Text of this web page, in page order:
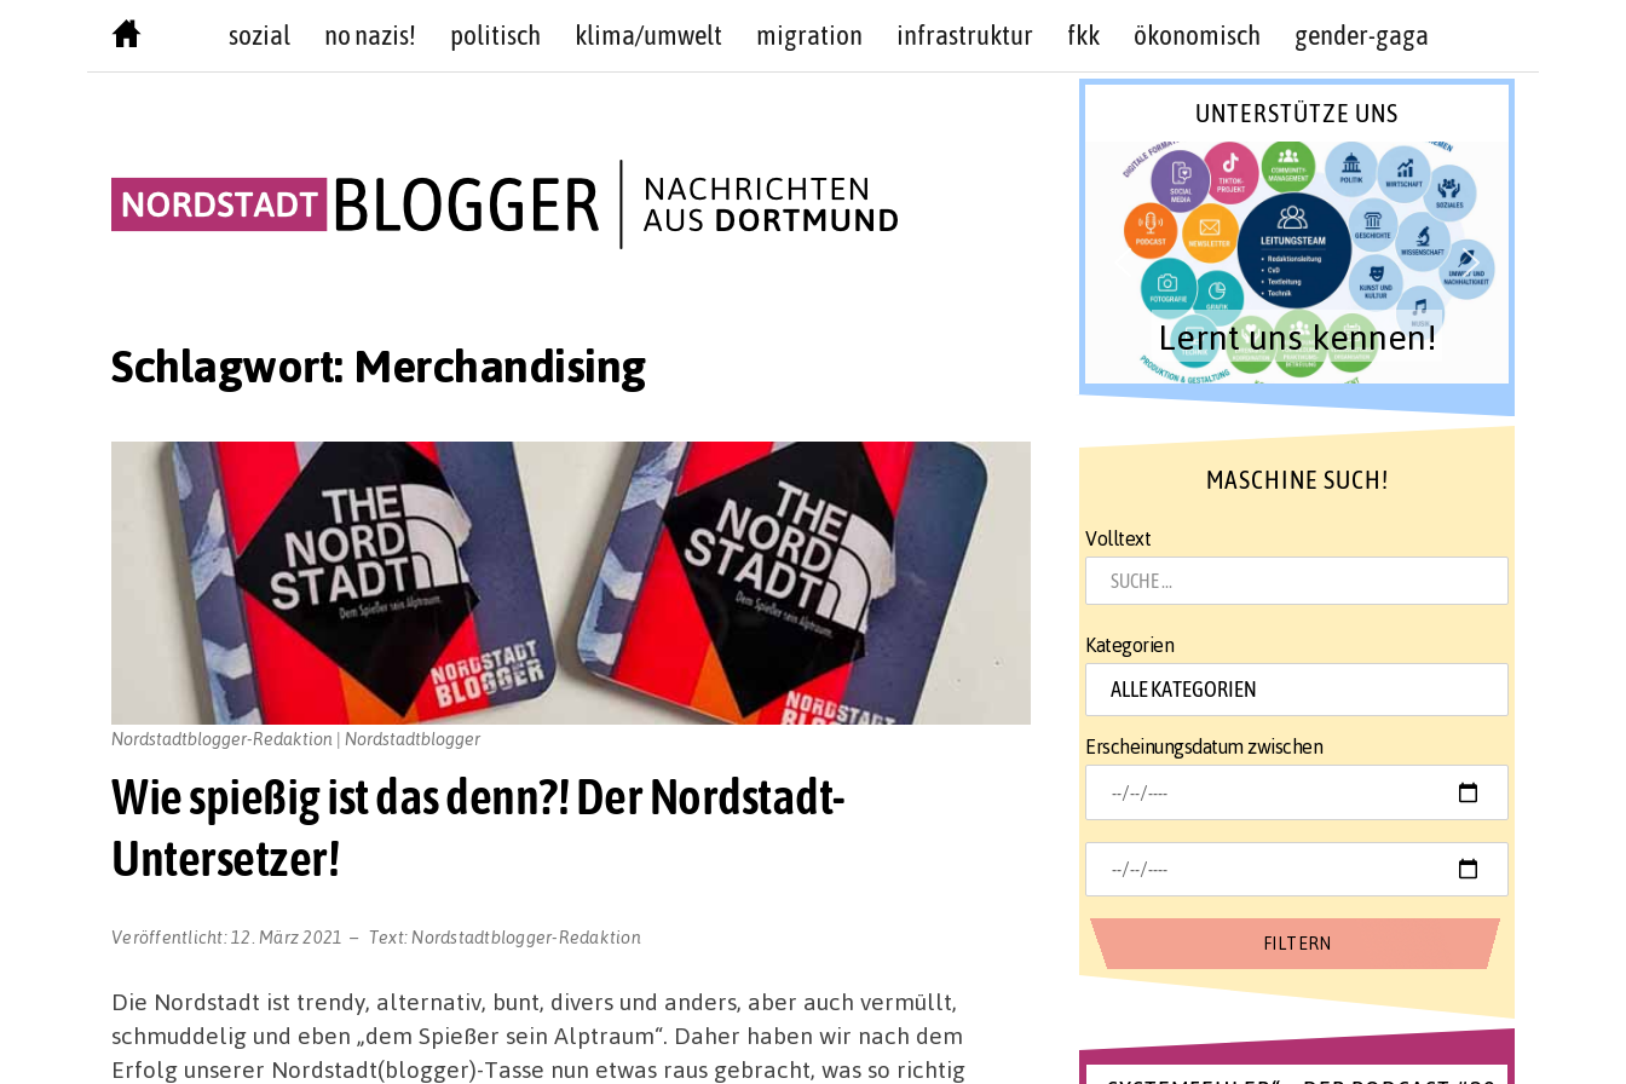
sozial no nazis! politisch klima/umwelt migration infrastruktur fkk ökonomisch gender-gaga
Schlagwort: Merchandising
Wie spießig ist das denn?! Der Nordstadt-
Untersetzer!
Veröffentlicht: 12. März 2021 Text: Nordstadtblogger-Redaktion
Nordstadtblogger-Redaktion | Nordstadtblogger
Die Nordstadt ist trendy, alternativ, bunt, divers und anders, aber auch vermüllt,
schmuddelig und eben „dem Spießer sein Alptraum“. Daher haben wir nach dem
Erfolg unserer Nordstadt(blogger)-Tasse nun etwas raus gebracht, was so richtig
UNTERSTÜTZE UNS
Lernt uns kennen!
MASCHINE SUCH!
Volltext
Kategorien
Erscheinungsdatum zwischen